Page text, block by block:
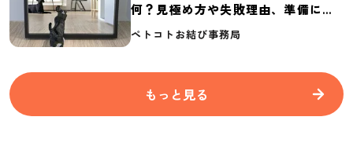
何？見極め方や失敗理由、準備に必
要なものを紹介
ペトコトお結び事務局
もっと見る